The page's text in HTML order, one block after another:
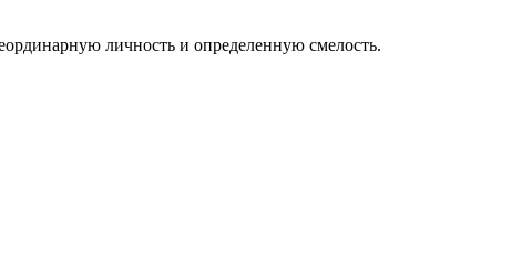
личность и определенную смелость.